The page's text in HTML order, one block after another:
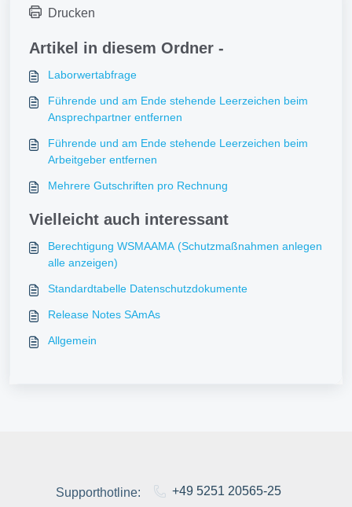
Drucken
Artikel in diesem Ordner -
Laborwertabfrage
Führende und am Ende stehende Leerzeichen beim
Ansprechpartner entfernen
Führende und am Ende stehende Leerzeichen beim
Arbeitgeber entfernen
Mehrere Gutschriften pro Rechnung
Vielleicht auch interessant
Berechtigung WSMAAMA (Schutzmaßnahmen anlegen
alle anzeigen)
Standardtabelle Datenschutzdokumente
Release Notes SAmAs
Allgemein
Supporthotline: +49 5251 20565-25